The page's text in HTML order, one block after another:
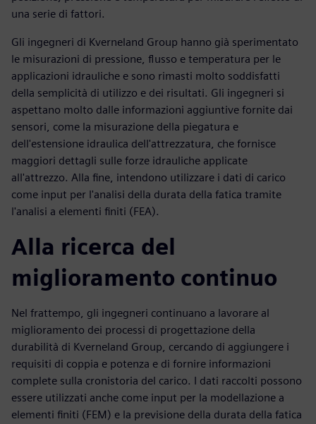
una serie di fattori.
Gli ingegneri di Kverneland Group hanno già sperimentato
le misurazioni di pressione, flusso e temperatura per le
applicazioni idrauliche e sono rimasti molto soddisfatti
della semplicità di utilizzo e dei risultati. Gli ingegneri si
aspettano molto dalle informazioni aggiuntive fornite dai
sensori, come la misurazione della piegatura e
dell'estensione idraulica dell'attrezzatura, che fornisce
maggiori dettagli sulle forze idrauliche applicate
all'attrezzo. Alla fine, intendono utilizzare i dati di carico
come input per l'analisi della durata della fatica tramite
l'analisi a elementi finiti (FEA).
Alla ricerca del
miglioramento continuo
Nel frattempo, gli ingegneri continuano a lavorare al
miglioramento dei processi di progettazione della
durabilità di Kverneland Group, cercando di aggiungere i
requisiti di coppia e potenza e di fornire informazioni
complete sulla cronistoria del carico. I dati raccolti possono
essere utilizzati anche come input per la modellazione a
elementi finiti (FEM) e la previsione della durata della fatica